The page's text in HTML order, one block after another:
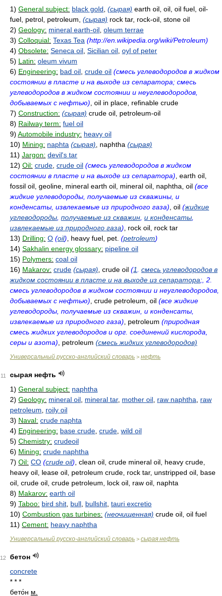
1) General subject: black gold (сырая) earth oil, oil, oil fuel, oil-
fuel, petrol, petroleum, (сырая) rock tar, rock-oil, stone oil
2) Geology: mineral earth-oil oleum terrae
3) Colloquial: Texas Tea (http://en.wikipedia.org/wiki/Petroleum)
4) Obsolete: Seneca oil Sicilian oil oyl of peter
5) Latin: oleum vivum
6) Engineering: bad oil crude oil (смесь углеводородов в жидком
состоянии в пласте и на выходе из сепаратора; смесь
углеводородов в жидком состоянии и неуглеводородов,
добываемых с нефтью) , oil in place, refinable crude
7) Construction: (сырая) crude oil, petroleum-oil
8) Railway term: fuel oil
9) Automobile industry: heavy oil
10) Mining: naphta (сырая) , naphtha (сырая)
11) Jargon: devil's tar
12) Oil: crude crude oil (смесь углеводородов в жидком
состоянии в пласте и на выходе из сепаратора) , earth oil,
fossil oil, geoline, mineral earth oil, mineral oil, naphtha, oil (все
жидкие углеводороды, получаемые из скважины, и
конденсаты, извлекаемые из природного газа) , oil (жидкие
углеводороды получаемые из скважин и конденсаты
извлекаемые из природного газа) , rock oil, rock tar
13) Drilling: O (oil) , heavy fuel, pet. (petroleum)
14) Sakhalin energy glossary: pipeline oil
15) Polymers: coal oil
16) Makarov: crude (сырая) , crude oil (1
смесь углеводородов в
жидком состоянии в пласте и на выходе из сепаратора;, 2.
смесь углеводородов в жидком состоянии и неуглеводородов,
добываемых с нефтью) , crude petroleum, oil (все жидкие
углеводороды, получаемые из скважин, и конденсаты,
извлекаемые из природного газа) , petroleum (природная
смесь жидких углеводородов и орг. соединений кислорода,
серы и азота) , petroleum (смесь жидких углеводородов)
Универсальный русско-английский словарь > нефть
11
сырая нефть
1) General subject: naphtha
2) Geology: mineral oil mineral tar, mother oil raw naphtha
raw
petroleum
roily oil
3) Naval: crude naphta
4) Engineering: base crude crude wild oil
5) Chemistry: crudeoil
6) Mining: crude naphtha
7) Oil: CO (crude oil) , clean oil, crude mineral oil, heavy crude,
heavy oil, lease oil, petroleum crude, rock tar, unstripped oil, base
oil, crude oil, crude petroleum, lock oil, raw oil, naphta
8) Makarov: earth oil
9) Taboo: bird shit bull bullshit tauri excretio
10) Combustion gas turbines: (неочищенная) crude oil, oil fuel
11) Cement: heavy naphtha
Универсальный русско-английский словарь > сырая нефть
12
бетон
concrete
* * *
бето́н м.